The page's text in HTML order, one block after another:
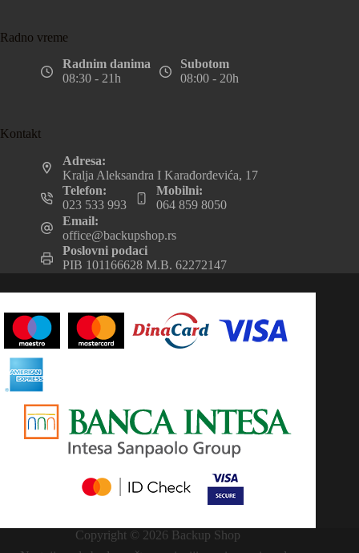
Radno vreme
Radnim danima
08:30 - 21h
Subotom
08:00 - 20h
Kontakt
Adresa:
Kralja Aleksandra I Karađorđevića, 17
Telefon:
023 533 993
Mobilni:
064 859 8050
Email:
office@backupshop.rs
Poslovni podaci
PIB 101166628 M.B. 62272147
Copyright © 2026 Backup Shop